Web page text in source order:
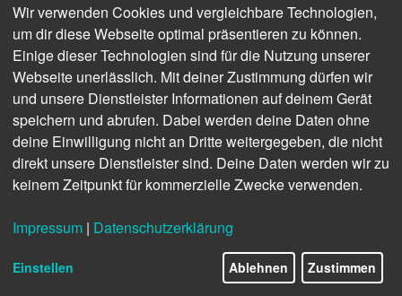
Auf einem extra abgesperrten Areal kannst du nach bunten
Ostereiern suchen – ein Spaß für die ganze Familie. Außerdem
gibt es das Animax-Programm mit Friesengolf, Bogenschießen,
Eierlauf, Sackhüpfen, Eierbemalen, Glitzertattoos und noch
viel mehr. Und wer Tiere mag, darf die Schafe Fiete und Fietje
knuddeln und für süße Fotoshootings treffen.
Zweimal am Tag geht’s dann richtig magisch zu:
Der Küstenmagier zeigt seine Show „Der Zauberer und sein
Schabernack im Kopf und bringt nicht nur seinen Meister,
schon seit drei Jahren im ersten Lehrjahr steckt!
Wir verwenden Cookies und vergleichbare Technologien,
um dir diese Webseite optimal präsentieren zu können.
Einige dieser Technologien sind für die Nutzung unserer
Webseite unerlässlich. Mit deiner Zustimmung dürfen wir
und unsere Dienstleister Informationen auf deinem Gerät
speichern und abrufen. Dabei werden deine Daten ohne
deine Einwilligung nicht an Dritte weitergegeben, die nicht
direkt unsere Dienstleister sind. Deine Daten werden wir zu
keinem Zeitpunkt für kommerzielle Zwecke verwenden.
Impressum | Datenschutzerklärung
Einstellen Ablehnen Zustimmen